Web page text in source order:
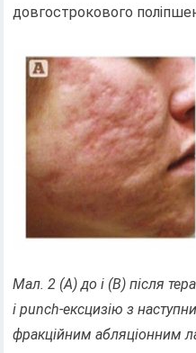
довгострокового
Мал. 2 (А) до і (В) після
іpunch-ексцизію з
фракційним абляціонним